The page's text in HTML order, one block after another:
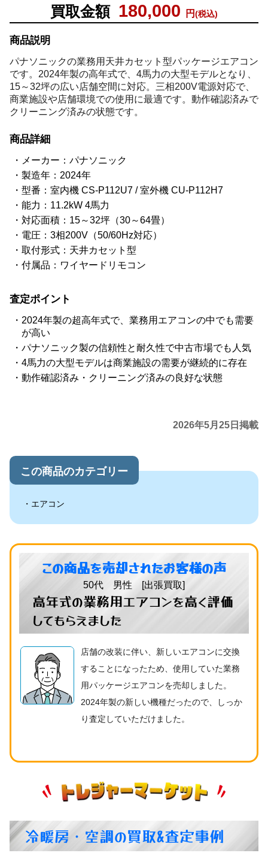
買取金額 180,000 円(税込)
商品説明
パナソニックの業務用天井カセット型パッケージエアコン
です。2024年製の高年式で、4馬力の大型モデルとなり、
15～32坪の広い店舗空間に対応。三相200V電源対応で、
商業施設や店舗環境での使用に最適です。動作確認済みで
クリーニング済みの状態です。
商品詳細
メーカー：パナソニック
製造年：2024年
型番：室内機 CS-P112U7 / 室外機 CU-P112H7
能力：11.2kW 4馬力
対応面積：15～32坪（30～64畳）
電圧：3相200V（50/60Hz対応）
取付形式：天井カセット型
付属品：ワイヤードリモコン
査定ポイント
2024年製の超高年式で、業務用エアコンの中でも需要
が高い
パナソニック製の信頼性と耐久性で中古市場でも人気
4馬力の大型モデルは商業施設の需要が継続的に存在
動作確認済み・クリーニング済みの良好な状態
2026年5月25日掲載
この商品のカテゴリー
エアコン
この商品を売却されたお客様の声
50代 男性 [出張買取]
高年式の業務用エアコンを高く評価
してもらえました
店舗の改装に伴い、新しいエアコンに交換
することになったため、使用していた業務
用パッケージエアコンを売却しました。
2024年製の新しい機種だったので、しっか
り査定していただけました。
冷暖房・空調の買取&査定事例